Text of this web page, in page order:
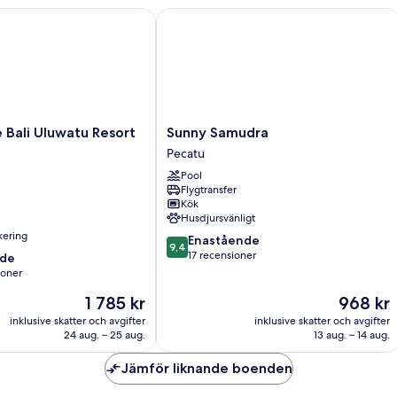
Bali Uluwatu Resort
Priset
är
1 785 kr
1 785 kr
inklusive skatter och avgifter
24 aug. – 25 aug.
Uluwatu Resort & Spa
Sunny
Samudra
Pecatu
Sunny Samudra
Pecatu
Pool
Flygtransfer
Kök
Husdjursvänligt
9.4
av
9,4 Enastående
17 recensioner
Priset
är
968 kr
968 kr
inklusive skatter och avgifter
13 aug. – 14 aug.
Sunny Samudra
Jämför liknande boenden